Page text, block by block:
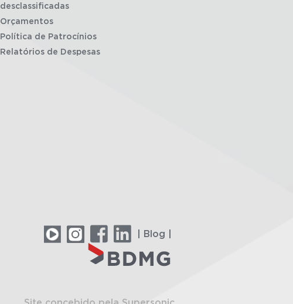
desclassificadas
Orçamentos
Política de Patrocínios
Relatórios de Despesas
| Blog |